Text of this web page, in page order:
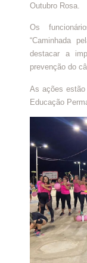
Outubro Rosa.
Os
“Caminhada
destacar a
prevenção do
As ações
Educação